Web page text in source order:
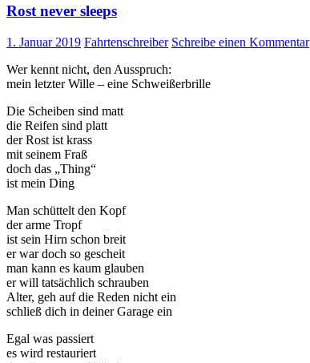
fuhren
auch
Kübel!
Rost never sleeps
1. Januar 2019 Fahrtenschreiber Schreibe einen Kommentar
Wer kennt nicht, den Ausspruch:
mein letzter Wille – eine Schweißerbrille
Die Scheiben sind matt
die Reifen sind platt
der Rost ist krass
mit seinem Fraß
doch das „Thing“
ist mein Ding
Man schüttelt den Kopf
der arme Tropf
ist sein Hirn schon breit
er war doch so gescheit
man kann es kaum glauben
er will tatsächlich schrauben
Alter, geh auf die Reden nicht ein
schließ dich in deiner Garage ein
Egal was passiert
es wird restauriert